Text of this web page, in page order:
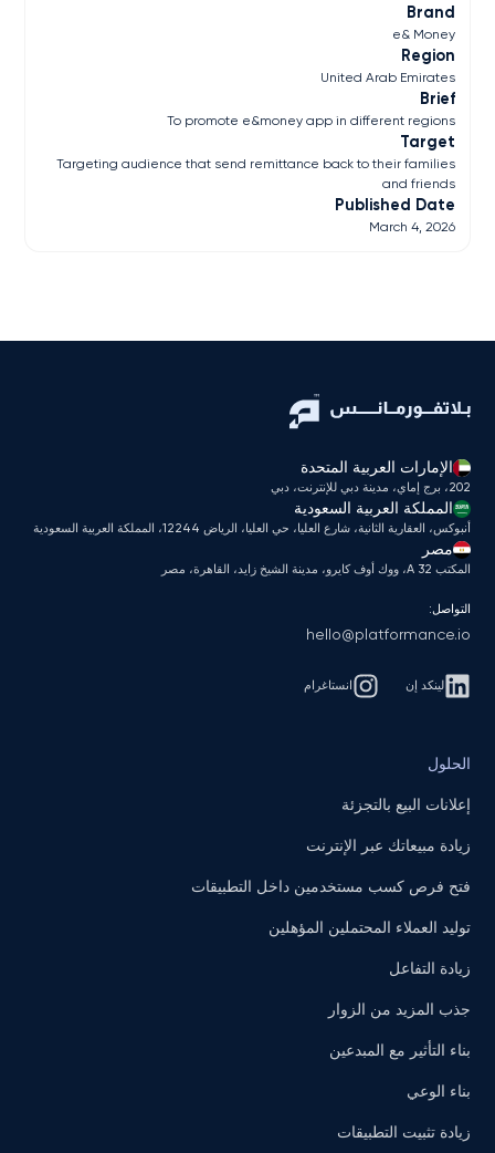
Brand
e& Money
Region
United Arab Emirates
Brief
To promote e&money app in different regions
Target
Targeting audience that send remittance back to their families
and friends
Published Date
March 4, 2026
الإمارات العربية المتحدة
202، برج إماي، مدينة دبي للإنترنت، دبي
المملكة العربية السعودية
أنبوكس، العقارية الثانية، شارع العليا، حي العليا، الرياض 12244، المملكة العربية السعودية
مصر
المكتب A 32، ووك أوف كايرو، مدينة الشيخ زايد، القاهرة، مصر
التواصل:
hello@platformance.io
لينكد إن انستاغرام
الحلول
إعلانات البيع بالتجزئة
زيادة مبيعاتك عبر الإنترنت
فتح فرص كسب مستخدمين داخل التطبيقات
توليد العملاء المحتملين المؤهلين
زيادة التفاعل
جذب المزيد من الزوار
بناء التأثير مع المبدعين
بناء الوعي
زيادة تثبيت التطبيقات